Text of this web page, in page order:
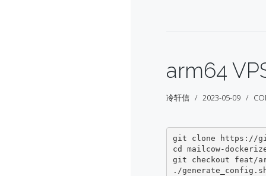
arm64
冷轩信 2023-05-09
git clone https://
cd mailcow-
git checkout feat/
./generate_config.sh